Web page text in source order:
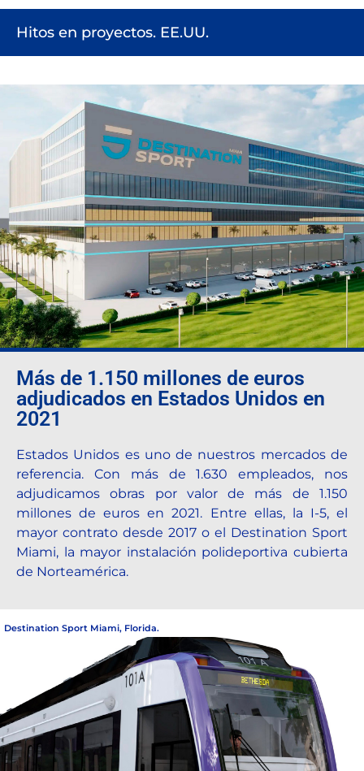
Hitos en proyectos. EE.UU.
Destination Sport Miami, Florida.
Más de 1.150 millones de euros
adjudicados en Estados Unidos en
2021
Estados Unidos es uno de nuestros mercados de
referencia. Con más de 1.630 empleados, nos
adjudicamos obras por valor de más de 1.150
millones de euros en 2021. Entre ellas, la I-5, el
mayor contrato desde 2017 o el Destination Sport
Miami, la mayor instalación polideportiva cubierta
de Norteamérica.
Destination Sport Miami, Florida.